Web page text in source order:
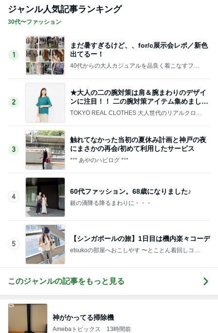
ジャンル人気記事ランキング
30代〜ファッション
1
まだ暑すぎるけど、、for/c展示会レポ／新色
出てるー！
40代からの大人カジュアルを品良く着こなすファ
2
★大人の二の腕対策は肩＆腕まわりのデザイ
ンに注目！！ 二の腕対策アイテム集めました
♪
TOKYO REAL CLOTHES 大人世代のリアルクロー
3
触れてなかった当初の夏休み計画と神戸の夜
にまさかの再会/初めて利用したサービス
*** あやのハピログ ***
4
60代ファッション。68歳になりました♪
銀の滴降る降るまわりに・・・
5
【シンガポールの旅】1日目は機内楽々コーデ
etsukoの部屋へおこしやす 〜とことん着回しコー
このジャンルの記事をもっと見る
神がかってる掃除機
Amebaトピックス 13時間前